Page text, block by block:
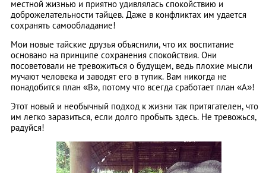
местной жизнью и приятно удивлялась спокойствию и
доброжелательности тайцев. Даже в конфликтах им удается
сохранять самообладание!
Мои новые тайские друзья объяснили, что их воспитание
основано на принципе сохранения спокойствия. Они
посоветовали не тревожиться о будущем, ведь плохие мысли
мучают человека и заводят его в тупик. Вам никогда не
понадобится план «В», потому что всегда сработает план «А»!
Этот новый и необычный подход к жизни так притягателен, что
им легко заразиться, если долго пробыть здесь. Не тревожься,
радуйся!